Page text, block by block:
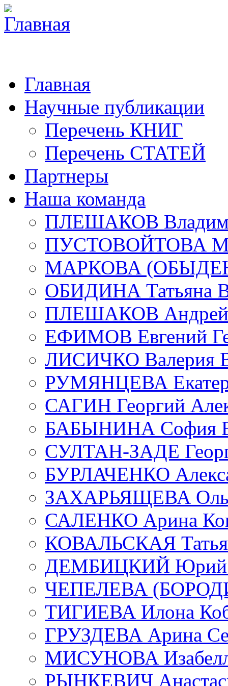
Главная
Научные публикации
Перечень КНИГ
Перечень СТАТЕЙ
Партнеры
Наша команда
ПЛЕШАКОВ
ПУСТОВОЙТОВА
МАРКОВА
ОБИДИНА Татьяна
ПЛЕШАКОВ Андрей
ЕФИМОВ Евгений
ЛИСИЧКО Валерия
РУМЯНЦЕВА
САГИН Георгий
БАБЫНИНА София
СУЛТАН-ЗАДЕ
БУРЛАЧЕНКО
ЗАХАРЬЯЩЕВА
САЛЕНКО Арина
КОВАЛЬСКАЯ
ДЕМБИЦКИЙ Юрий
ЧЕПЕЛЕВА
ТИГИЕВА Илона
ГРУЗДЕВА Арина
МИСУНОВА
РЫНКЕВИЧ